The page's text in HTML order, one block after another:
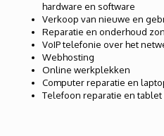
hardware en software
Verkoop van nieuwe en
Reparatie en onderhoud
VoIP telefonie over het
Webhosting
Online werkplekken
Computer reparatie en
Telefoon reparatie en